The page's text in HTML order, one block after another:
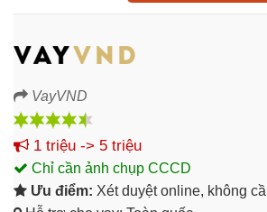
VayVND
1 triệu -> 5 triệu
Chỉ cần ảnh chụp CCCD
Ưu điểm: Xét duyệt online, không